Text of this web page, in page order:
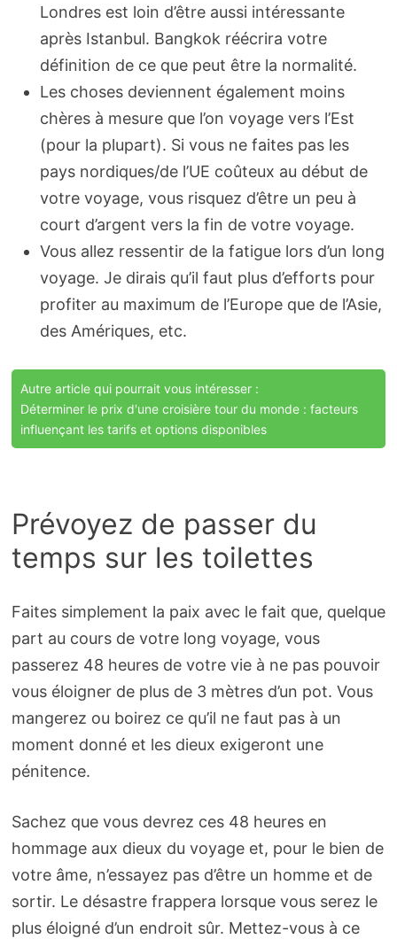
Londres est loin d’être aussi intéressante
après Istanbul. Bangkok réécrira votre
définition de ce que peut être la normalité.
Les choses deviennent également moins
chères à mesure que l’on voyage vers l’Est
(pour la plupart). Si vous ne faites pas les
pays nordiques/de l’UE coûteux au début de
votre voyage, vous risquez d’être un peu à
court d’argent vers la fin de votre voyage.
Vous allez ressentir de la fatigue lors d’un long
voyage. Je dirais qu’il faut plus d’efforts pour
profiter au maximum de l’Europe que de l’Asie,
des Amériques, etc.
Autre article qui pourrait vous intéresser :
Déterminer le prix d'une croisière tour du monde : facteurs
influençant les tarifs et options disponibles
Prévoyez de passer du
temps sur les toilettes
Faites simplement la paix avec le fait que, quelque
part au cours de votre long voyage, vous
passerez 48 heures de votre vie à ne pas pouvoir
vous éloigner de plus de 3 mètres d’un pot. Vous
mangerez ou boirez ce qu’il ne faut pas à un
moment donné et les dieux exigeront une
pénitence.
Sachez que vous devrez ces 48 heures en
hommage aux dieux du voyage et, pour le bien de
votre âme, n’essayez pas d’être un homme et de
sortir. Le désastre frappera lorsque vous serez le
plus éloigné d’un endroit sûr. Mettez-vous à ce